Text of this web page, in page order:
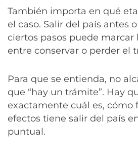
También importa en qué
el caso. Salir del país antes
ciertos pasos puede marcar
entre conservar o perder el
Para que se entienda, no
que “hay un trámite”. Hay
exactamente cuál es, cómo
efectos tiene salir del país
puntual.